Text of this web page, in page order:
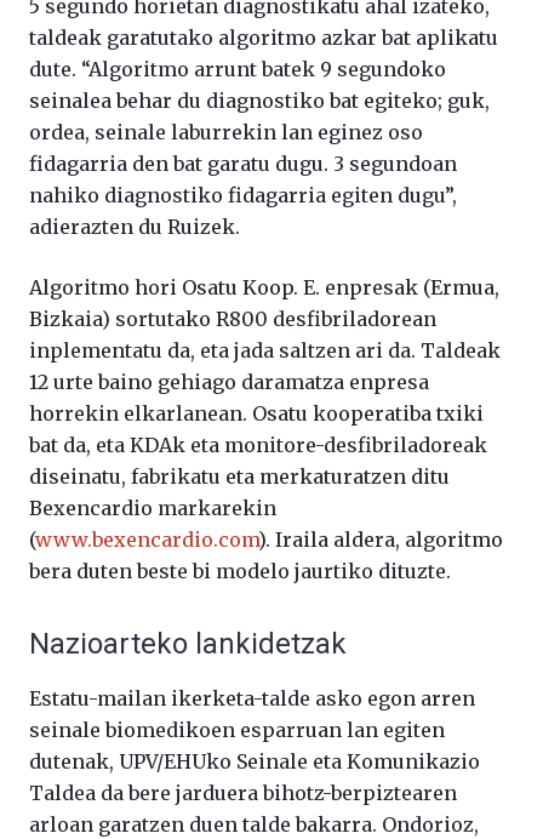
5 segundo horietan diagnostikatu ahal izateko,
taldeak garatutako algoritmo azkar bat aplikatu
dute. “Algoritmo arrunt batek 9 segundoko
seinalea behar du diagnostiko bat egiteko; guk,
ordea, seinale laburrekin lan eginez oso
fidagarria den bat garatu dugu. 3 segundoan
nahiko diagnostiko fidagarria egiten dugu”,
adierazten du Ruizek.
Algoritmo hori Osatu Koop. E. enpresak (Ermua,
Bizkaia) sortutako R800 desfibriladorean
inplementatu da, eta jada saltzen ari da. Taldeak
12 urte baino gehiago daramatza enpresa
horrekin elkarlanean. Osatu kooperatiba txiki
bat da, eta KDAk eta monitore-desfibriladoreak
diseinatu, fabrikatu eta merkaturatzen ditu
Bexencardio markarekin
(www.bexencardio.com). Iraila aldera, algoritmo
bera duten beste bi modelo jaurtiko dituzte.
Nazioarteko lankidetzak
Estatu-mailan ikerketa-talde asko egon arren
seinale biomedikoen esparruan lan egiten
dutenak, UPV/EHUko Seinale eta Komunikazio
Taldea da bere jarduera bihotz-berpiztearen
arloan garatzen duen talde bakarra. Ondorioz,